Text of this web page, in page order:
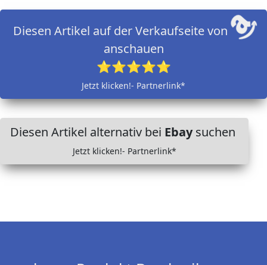
Diesen Artikel auf der Verkaufseite von
anschauen
⭐⭐⭐⭐⭐
Jetzt klicken!- Partnerlink*
Diesen Artikel alternativ bei Ebaysuchen
Jetzt klicken!- Partnerlink*